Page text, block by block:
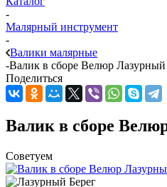
-
Малярный инструмент
-
Валики малярные
-Валик в сборе Велюр Лазурный
Поделиться
Валик в сборе
Советуем